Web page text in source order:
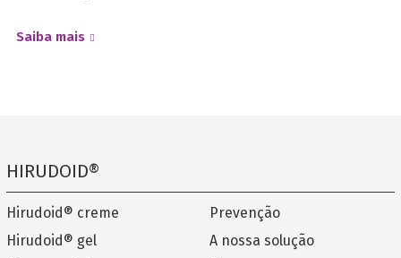
Saiba mais
HIRUDOID®
Hirudoid® creme
Hirudoid® gel
Prevenção
A nossa solução